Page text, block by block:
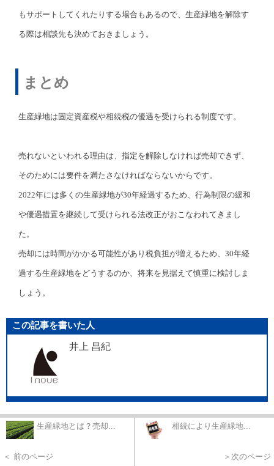
もサポートしてくれたりする場合もあるので、生産緑地を解除す
る際は相談先も決めておきましょう。
まとめ
生産緑地は固定資産税や相続税の優遇を受けられる制度です。
売れないといわれる理由は、指定を解除しなければ売却できず、
そのためには要件を満たさなければならないからです。
2022年には多くの生産緑地が30年経過するため、行為制限の緩和
や優遇措置を継続して受けられる法改正がおこなわれてきまし
た。
売却には時間がかかる可能性があり税負担が増えるため、30年経
過する生産緑地をどうするのか、将来を見据えて慎重に検討しま
しょう。
この記事を書いた人
井上 昌紀
生産緑地とは？売却...
＜ 前のページ
相続により生産緑地...
＞次のページ